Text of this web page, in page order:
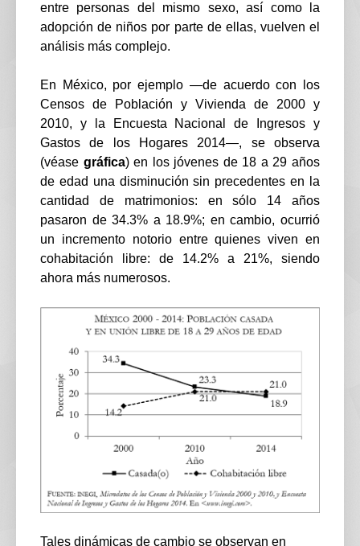
entre personas del mismo sexo, así como la
adopción de niños por parte de ellas, vuelven el
análisis más complejo.
En México, por ejemplo —de acuerdo con los
Censos de Población y Vivienda de 2000 y
2010, y la Encuesta Nacional de Ingresos y
Gastos de los Hogares 2014—, se observa
(véase gráfica) en los jóvenes de 18 a 29 años
de edad una disminución sin precedentes en la
cantidad de matrimonios: en sólo 14 años
pasaron de 34.3% a 18.9%; en cambio, ocurrió
un incremento notorio entre quienes viven en
cohabitación libre: de 14.2% a 21%, siendo
ahora más numerosos.
Tales dinámicas de cambio se observan en